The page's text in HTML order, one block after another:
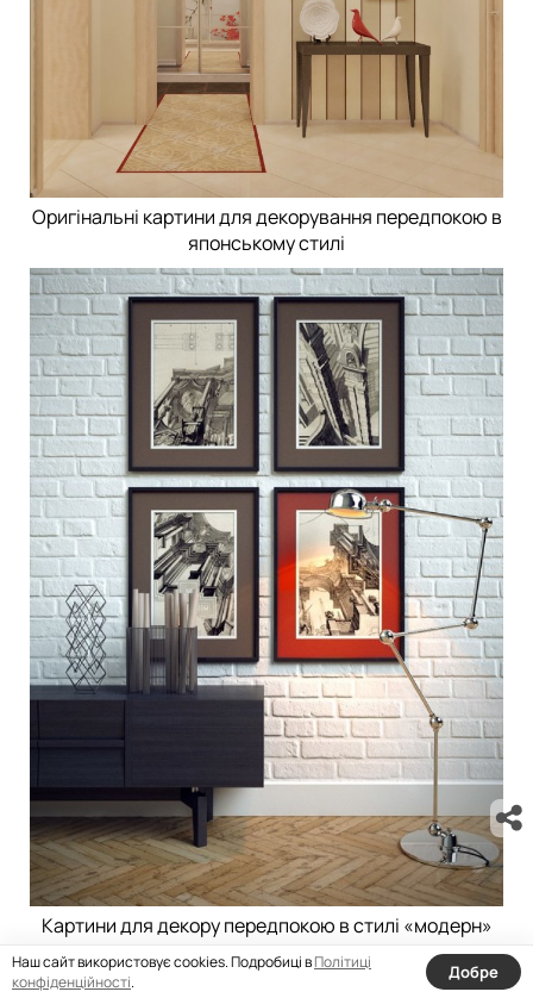
Оригінальні картини для декорування передпокою в
японському стилі
Картини для декору передпокою в стилі «модерн»
Як вибрати і купити вішалку на Алиэкспресс
для передпокою?
Наш сайт використовує cookies. Подробиці вПолітиці
конфіденційності. Добре